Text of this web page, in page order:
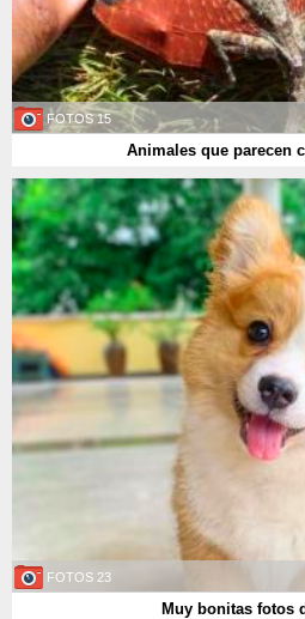
15 FOTOS
Animales que parecen
23 FOTOS
Muy bonitas fotos